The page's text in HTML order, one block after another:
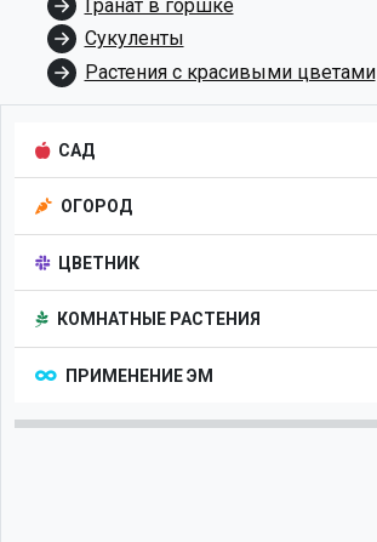
Гранат в горшке
Сукуленты
Растения с красивыми цветами
САД
ОГОРОД
ЦВЕТНИК
КОМНАТНЫЕ РАСТЕНИЯ
ПРИМЕНЕНИЕ ЭМ